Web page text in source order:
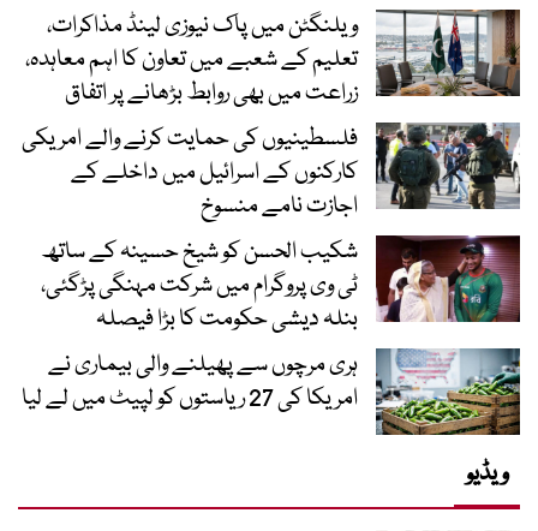
ویلنگٹن میں پاک نیوزی لینڈ مذاکرات،
تعلیم کے شعبے میں تعاون کا اہم معاہدہ،
زراعت میں بھی روابط بڑھانے پر اتفاق
فلسطینیوں کی حمایت کرنے والے امریکی
کارکنوں کے اسرائیل میں داخلے کے
اجازت نامے منسوخ
شکیب الحسن کو شیخ حسینہ کے ساتھ
ٹی وی پروگرام میں شرکت مہنگی پڑگئی،
بنلہ دیشی حکومت کا بڑا فیصلہ
ہری مرچوں سے پھیلنے والی بیماری نے
امریکا کی 27 ریاستوں کو لپیٹ میں لے لیا
ویڈیو